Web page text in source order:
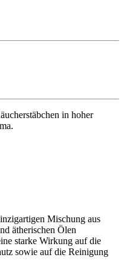
in hoher
Mischung aus
ätherischen Ölen
starke Wirkung auf die
sowie auf die Reinigung